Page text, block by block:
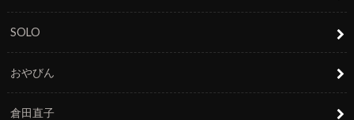
SOLO
おやびん
倉田直子